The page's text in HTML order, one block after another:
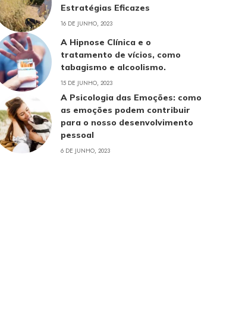
Estratégias Eficazes
16 DE JUNHO, 2023
A Hipnose Clínica e o
tratamento de vícios, como
tabagismo e alcoolismo.
15 DE JUNHO, 2023
A Psicologia das Emoções: como
as emoções podem contribuir
para o nosso desenvolvimento
pessoal
6 DE JUNHO, 2023